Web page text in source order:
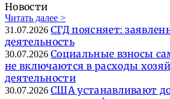
Новости
Читать далее >
31.07.2026 СГД поясняет:
деятельность
30.07.2026 Социальные взносы
не включаются в расходы
деятельности
30.07.2026 США устанавливают